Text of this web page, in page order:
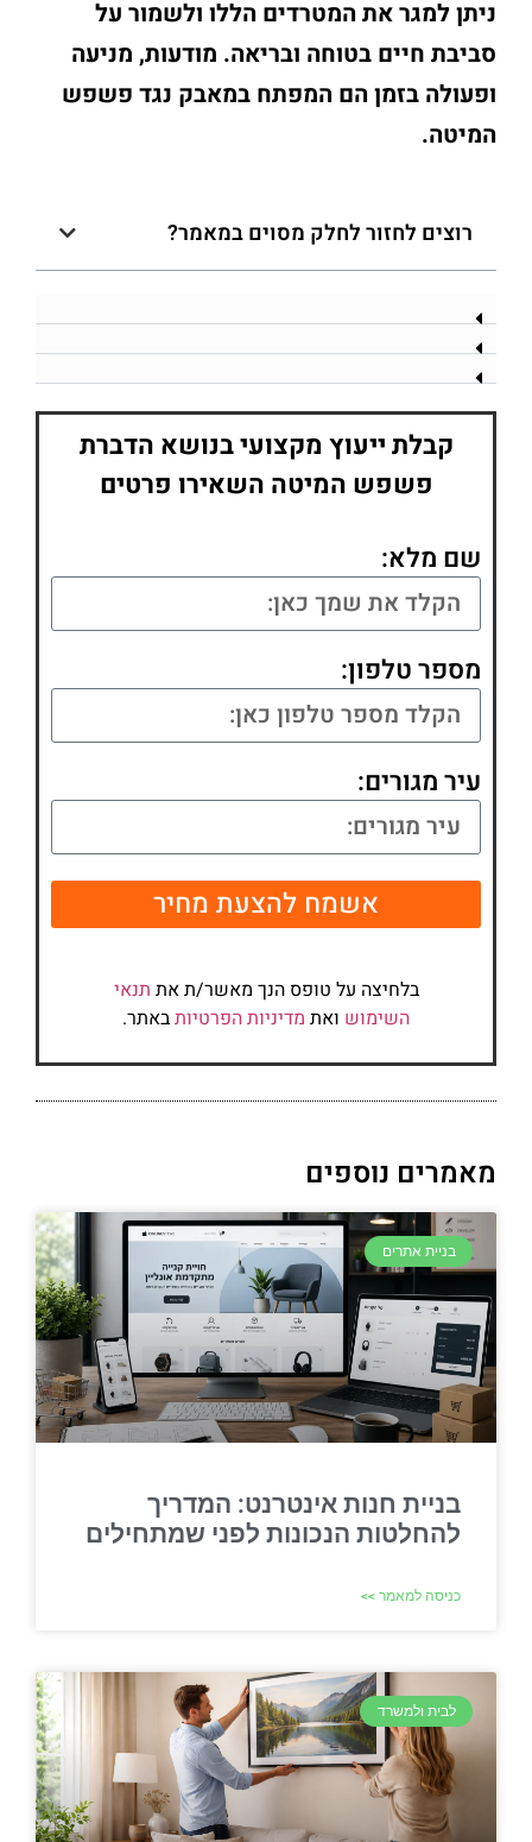
ניתן למגר את המטרדים הללו ולשמור על
סביבת חיים בטוחה ובריאה. מודעות, מניעה
ופעולה בזמן הם המפתח במאבק נגד פשפש
המיטה.
רוצים לחזור לחלק מסוים במאמר?
קבלת ייעוץ מקצועי בנושא הדברת
פשפש המיטה השאירו פרטים
שם מלא:
מספר טלפון:
עיר מגורים:
אשמח להצעת מחיר
בלחיצה על טופס הנך מאשר/ת את תנאי
השימוש ואת מדיניות הפרטיותבאתר.
מאמרים נוספים
בניית אתרים
בניית חנות אינטרנט: המדריך
להחלטות הנכונות לפני שמתחילים
כניסה למאמר >>
לבית ולמשרד